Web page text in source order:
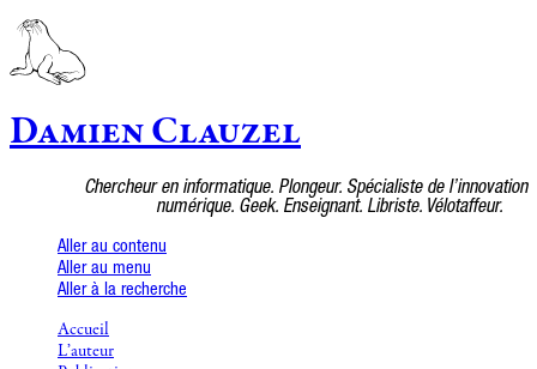
Damien Clauzel
Chercheur en informatique. Plongeur. Spécialiste de l’innovation
numérique. Geek. Enseignant. Libriste. Vélotaffeur.
Aller au contenu
Aller au menu
Aller à la recherche
Accueil
L’auteur